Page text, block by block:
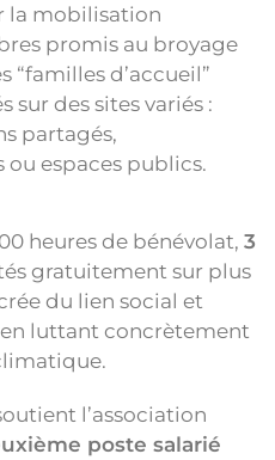
la mobilisation
promis au broyage
“familles d’accueil”
sur des sites variés :
partagés,
espaces publics.
heures de bénévolat, 3
gratuitement sur plus
du lien social et
luttant concrètement
l’association
poste salarié